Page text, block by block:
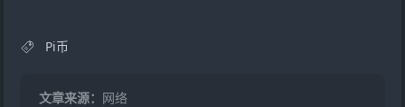
Pi币
文章来源： 网络